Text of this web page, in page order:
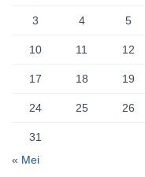
3 4 5
10 11 12
17 18 19
24 25 26
31
« Mei